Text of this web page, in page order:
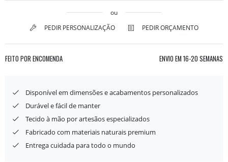
ou
PEDIR PERSONALIZAÇÃO
PEDIR ORÇAMENTO
FEITO POR ENCOMENDA ENVIO EM 16-20 SEMANAS
Disponível em dimensões e acabamentos personalizados
Durável e fácil de manter
Tecido à mão por artesãos especializados
Fabricado com materiais naturais premium
Entrega cuidada para todo o mundo